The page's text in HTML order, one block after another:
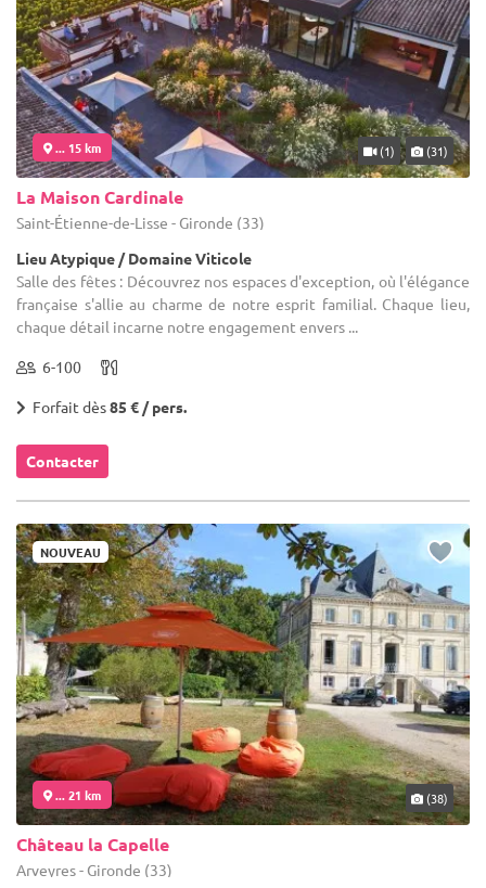
... 15 km (1) (31)
La Maison Cardinale
Saint-Étienne-de-Lisse - Gironde (33)
Lieu Atypique / Domaine Viticole
Salle des fêtes : Découvrez nos espaces d'exception, où l'élégance
française s'allie au charme de notre esprit familial. Chaque lieu,
chaque détail incarne notre engagement envers ...
6-100
Forfait dès85 € / pers.
Contacter
NOUVEAU
... 21 km (38)
Château la Capelle
Arveyres - Gironde (33)